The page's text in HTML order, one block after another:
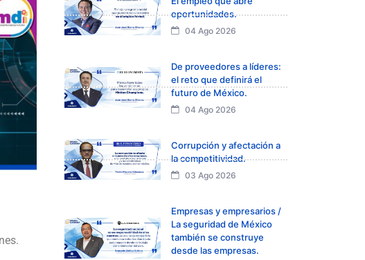
oportunidades.
04 Ago 2026
De proveedores a líderes:
el reto que definirá el
futuro de México.
04 Ago 2026
Corrupción y afectación a
la competitividad.
03 Ago 2026
Empresas y empresarios /
La seguridad de México
también se construye
desde las empresas.